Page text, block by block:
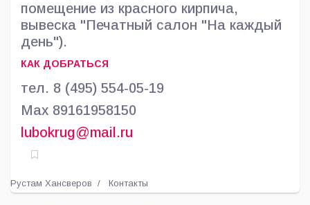
помещение из красного кирпича,
вывеска "Печатный салон "На каждый
день").
КАК ДОБРАТЬСЯ
тел. 8 (495) 554-05-19
Max 89161958150
lubokrug@mail.ru
Рустам Хансверов Контакты